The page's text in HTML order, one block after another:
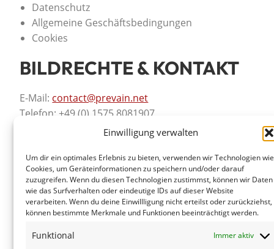
Einwilligung verwalten
Um dir ein optimales Erlebnis zu bieten, verwenden wir Technologien wie
Cookies, um Geräteinformationen zu speichern und/oder darauf
zuzugreifen. Wenn du diesen Technologien zustimmst, können wir Daten
wie das Surfverhalten oder eindeutige IDs auf dieser Website
verarbeiten. Wenn du deine Einwillligung nicht erteilst oder zurückziehst,
können bestimmte Merkmale und Funktionen beeinträchtigt werden.
Funktional Immer aktiv
Datenschutz
Allgemeine Geschäftsbedingungen
Cookies
BILDRECHTE & KONTAKT
E-Mail: contact@prevain.net
Telefon: +49 (0) 1575 8081907
01635178301